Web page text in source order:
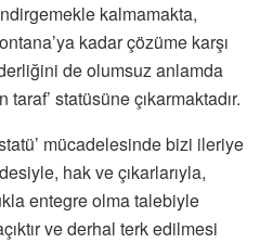
kalmamakta,
kadar çözüme karşı
de olumsuz anlamda
statüsüne çıkarmaktadır.
mücadelesinde bizi ileriye
hak ve çıkarlarıyla,
entegre olma talebiyle
ve derhal terk edilmesi